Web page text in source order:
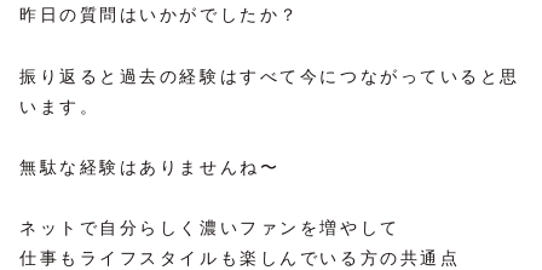
昨日の質問はいかがでしたか？
振り返ると過去の経験はすべて今につながっていると思
います。
無駄な経験はありませんね〜
ネットで自分らしく濃いファンを増やして
仕事もライフスタイルも楽しんでいる方の共通点